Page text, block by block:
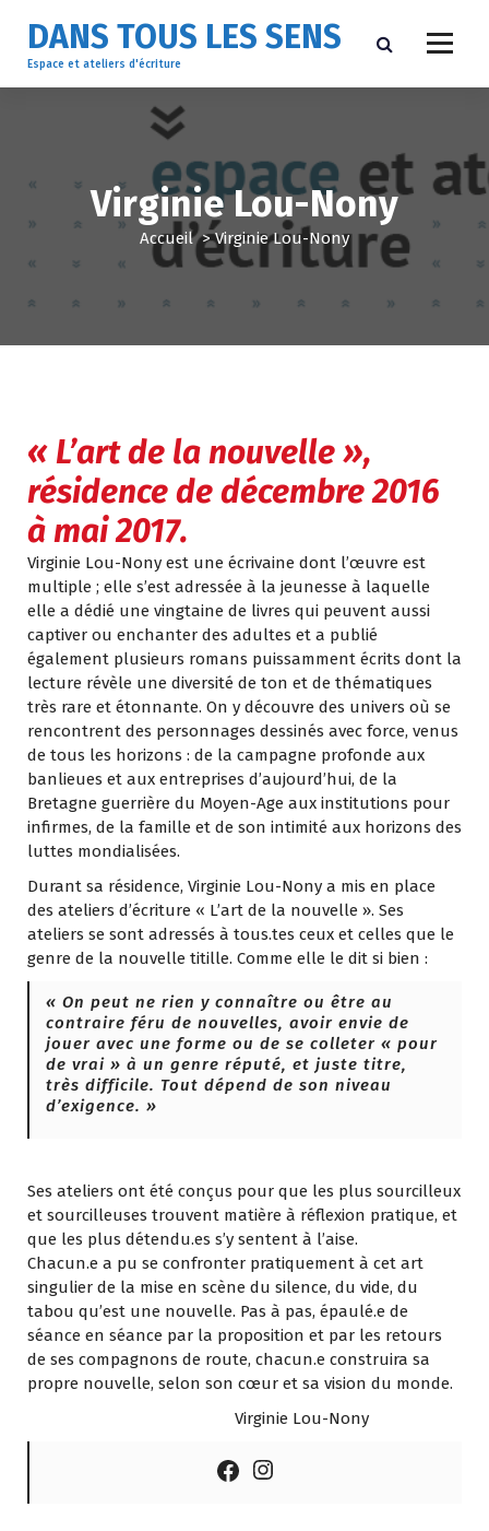
e
DANS TOUS LES SENS
Espace et ateliers d'écriture
Virginie Lou-Nony
Accueil>Virginie Lou-Nony
« L’art de la nouvelle »,
résidence de décembre 2016
à mai 2017.
Virginie Lou-Nony est une écrivaine dont l’œuvre est
multiple ; elle s’est adressée à la jeunesse à laquelle
elle a dédié une vingtaine de livres qui peuvent aussi
captiver ou enchanter des adultes et a publié
également plusieurs romans puissamment écrits dont la
lecture révèle une diversité de ton et de thématiques
très rare et étonnante. On y découvre des univers où se
rencontrent des personnages dessinés avec force, venus
de tous les horizons : de la campagne profonde aux
banlieues et aux entreprises d’aujourd’hui, de la
Bretagne guerrière du Moyen-Age aux institutions pour
infirmes, de la famille et de son intimité aux horizons des
luttes mondialisées.
Durant sa résidence, Virginie Lou-Nony a mis en place
des ateliers d’écriture « L’art de la nouvelle ». Ses
ateliers se sont adressés à tous.tes ceux et celles que le
genre de la nouvelle titille. Comme elle le dit si bien :
« On peut ne rien y connaître ou être au
contraire féru de nouvelles, avoir envie de
jouer avec une forme ou de se colleter « pour
de vrai » à un genre réputé, et juste titre,
très difficile. Tout dépend de son niveau
d’exigence. »
Ses ateliers ont été conçus pour que les plus sourcilleux
et sourcilleuses trouvent matière à réflexion pratique, et
que les plus détendu.es s’y sentent à l’aise.
Chacun.e a pu se confronter pratiquement à cet art
singulier de la mise en scène du silence, du vide, du
tabou qu’est une nouvelle. Pas à pas, épaulé.e de
séance en séance par la proposition et par les retours
de ses compagnons de route, chacun.e construira sa
propre nouvelle, selon son cœur et sa vision du monde.
Virginie Lou-Nony
Facebook